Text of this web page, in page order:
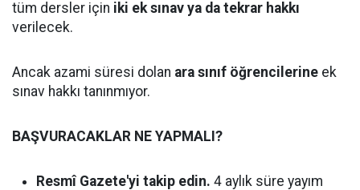
tüm dersler için iki ek sınav ya da tekrar hakkı
verilecek.
Ancak azami süresi dolan ara sınıf öğrencilerine ek
sınav hakkı tanınmıyor.
BAŞVURACAKLAR NE YAPMALI?
Resmî Gazete'yi takip edin. 4 aylık süre yayım